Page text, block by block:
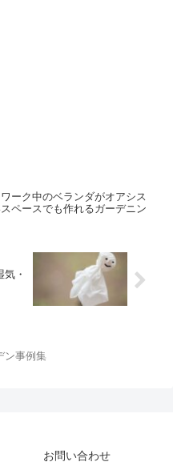
ーク中のベランダがオアシス
ペースでも作れるガーデニン
・
ン事例集
お問い合わせ